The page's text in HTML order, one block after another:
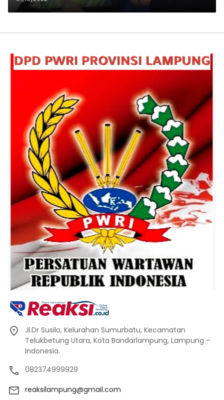
Jl.Dr Susilo, Kelurahan Sumurbatu, Kecamatan
Telukbetung Utara, Kota Bandarlampung, Lampung –
Indonesia.
082374999929
reaksilampung@gmail.com